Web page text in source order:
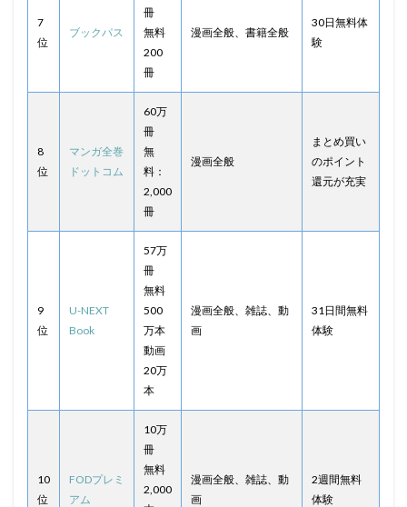
7
位
ブックパス
冊
無料
200
冊
漫画全般、書籍全般
30日無料体
験
8
位
マンガ全巻
ドットコム
60万
冊
無
料：
2,000
冊
漫画全般
まとめ買い
のポイント
還元が充実
9
位
U-NEXT
Book
57万
冊
無料
500
万本
動画
20万
本
漫画全般、雑誌、動
画
31日間無料
体験
10
位
FODプレミ
アム
10万
冊
無料
2,000
漫画全般、雑誌、動
画
2週間無料
体験